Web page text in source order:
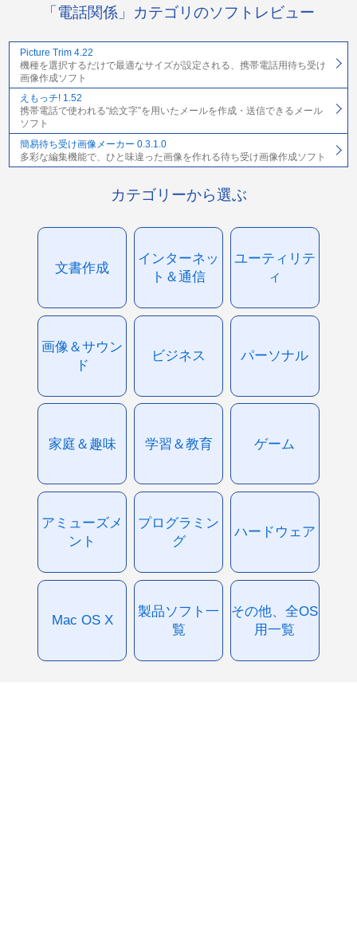
「電話関係」カテゴリのソフトレビュー
Picture Trim 4.22
機種を選択するだけで最適なサイズが設定される、携帯電話用待ち受け
画像作成ソフト
えもっチ! 1.52
携帯電話で使われる“絵文字”を用いたメールを作成・送信できるメール
ソフト
簡易待ち受け画像メーカー 0.3.1.0
多彩な編集機能で、ひと味違った画像を作れる待ち受け画像作成ソフト
カテゴリーから選ぶ
文書作成
インターネッ
ト＆通信
ユーティリテ
ィ
画像＆サウン
ド
ビジネス パーソナル
家庭＆趣味 学習＆教育 ゲーム
アミューズメ
ント
プログラミン
グ
ハードウェア
Mac OS X
製品ソフト一
覧
その他、全OS
用一覧